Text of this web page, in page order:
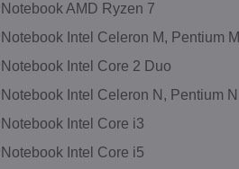
Notebook AMD Ryzen 7
Notebook Intel Celeron M, Pentium M
Notebook Intel Core 2 Duo
Notebook Intel Celeron N, Pentium N
Notebook Intel Core i3
Notebook Intel Core i5